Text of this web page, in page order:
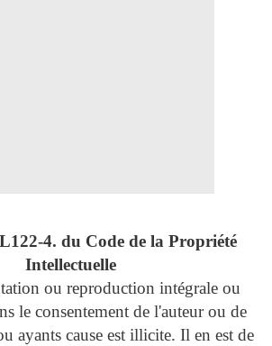
L122-4. du Code de la Propriété
Intellectuelle
ou reproduction intégrale ou
le consentement de l'auteur ou de
ayants cause est illicite. Il en est de